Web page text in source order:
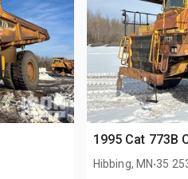
1995 Cat 773B
Hibbing, MN.35